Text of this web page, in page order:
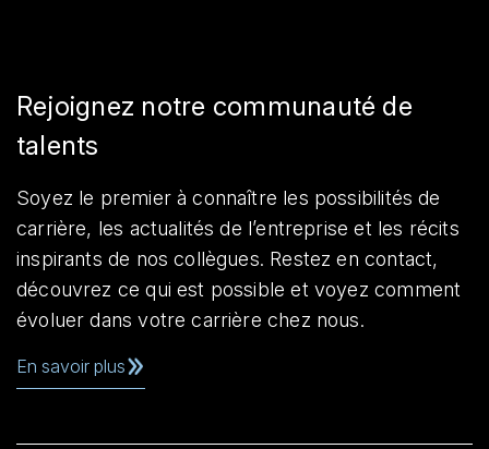
Rejoignez notre communauté de
talents
Soyez le premier à connaître les possibilités de
carrière, les actualités de l’entreprise et les récits
inspirants de nos collègues. Restez en contact,
découvrez ce qui est possible et voyez comment
évoluer dans votre carrière chez nous.
En savoir plus